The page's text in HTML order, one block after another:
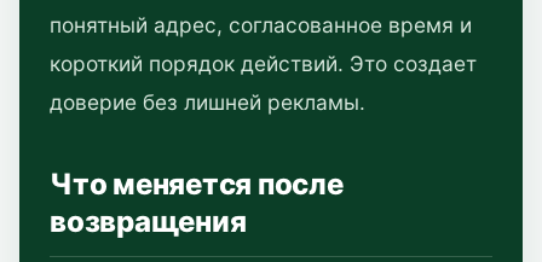
понятный адрес, согласованное время и
короткий порядок действий. Это создает
доверие без лишней рекламы.
Что меняется после
возвращения